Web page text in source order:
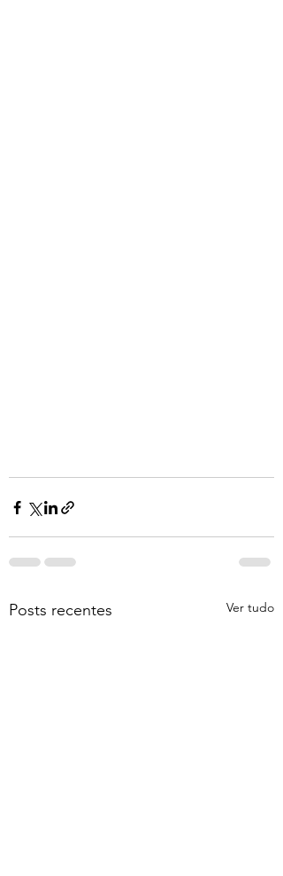
Posts recentes Ver tudo